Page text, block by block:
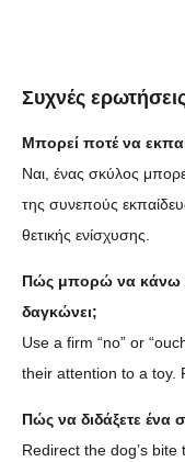
Συχνές
Μπορεί ποτέ να
Ναι, ένας σκύλος
της συνεπούς
θετικής ενίσχυσης.
Πώς μπορώ να κάνω
δαγκώνει;
Use a firm “no” or
their attention to a toy.
Πώς να διδάξετε ένα
Redirect the dog’s